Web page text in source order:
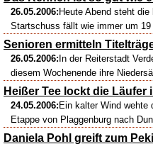
26.05.2006: Heute Abend steht
Startschuss fällt wie immer um
Senioren ermitteln
26.05.2006: In der Reiterstadt
diesem Wochenende ihre
Heißer Tee lockt die Läufer
24.05.2006: Ein kalter Wind wehte
Etappe von Plaggenburg nach
Daniela Pohl greift zum